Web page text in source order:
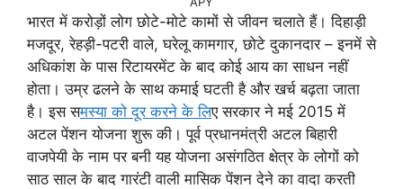
भारत में करोड़ों लोग छोटे-मोटे कामों से जीवन चलाते हैं। दिहाड़ी
मजदूर, रेहड़ी-पटरी वाले, घरेलू कामगार, छोटे दुकानदार – इनमें से
अधिकांश के पास रिटायरमेंट के बाद कोई आय का साधन नहीं
होता। उम्र ढलने के साथ कमाई घटती है और खर्च बढ़ता जाता
है। इस समस्या को दूर करने के लिए सरकार ने मई 2015 में
अटल पेंशन योजना शुरू की। पूर्व प्रधानमंत्री अटल बिहारी
वाजपेयी के नाम पर बनी यह योजना असंगठित क्षेत्र के लोगों को
साठ साल के बाद गारंटी वाली मासिक पेंशन देने का वादा करती